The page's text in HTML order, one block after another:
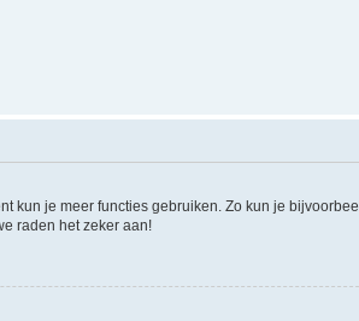
kun je meer functies gebruiken. Zo kun je
raden het zeker aan!